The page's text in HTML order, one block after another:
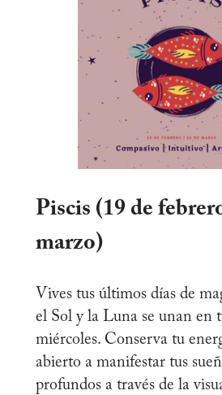
Piscis (19 de
marzo)
Vives tus últimos días de
el Sol y la Luna se unan en
miércoles. Conserva tu
abierto a manifestar tus
profundos a través de la